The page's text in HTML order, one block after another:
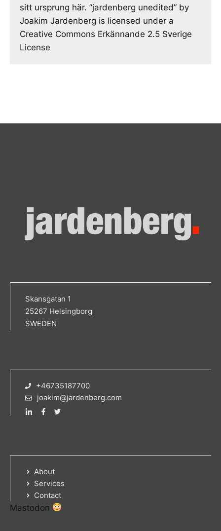
sitt ursprung här. ”jardenberg unedited” by
Joakim Jardenberg is licensed under a
Creative Commons Erkännande 2.5 Sverige
License
Skansgatan 1
25267 Helsingborg
SWEDEN
+46735187700
joakim@jardenberg.com
About
Services
Contact
Mastodon